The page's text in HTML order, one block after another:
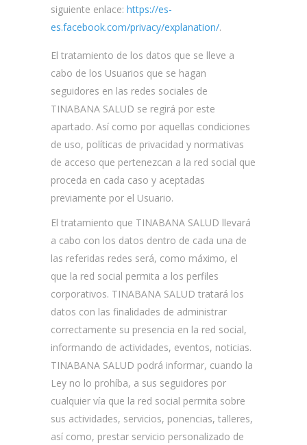
siguiente enlace: https://es-
es.facebook.com/privacy/explanation/.
El tratamiento de los datos que se lleve a
cabo de los Usuarios que se hagan
seguidores en las redes sociales de
TINABANA SALUD se regirá por este
apartado. Así como por aquellas condiciones
de uso, políticas de privacidad y normativas
de acceso que pertenezcan a la red social que
proceda en cada caso y aceptadas
previamente por el Usuario.
El tratamiento que TINABANA SALUD llevará
a cabo con los datos dentro de cada una de
las referidas redes será, como máximo, el
que la red social permita a los perfiles
corporativos. TINABANA SALUD tratará los
datos con las finalidades de administrar
correctamente su presencia en la red social,
informando de actividades, eventos, noticias.
TINABANA SALUD podrá informar, cuando la
Ley no lo prohíba, a sus seguidores por
cualquier vía que la red social permita sobre
sus actividades, servicios, ponencias, talleres,
así como, prestar servicio personalizado de